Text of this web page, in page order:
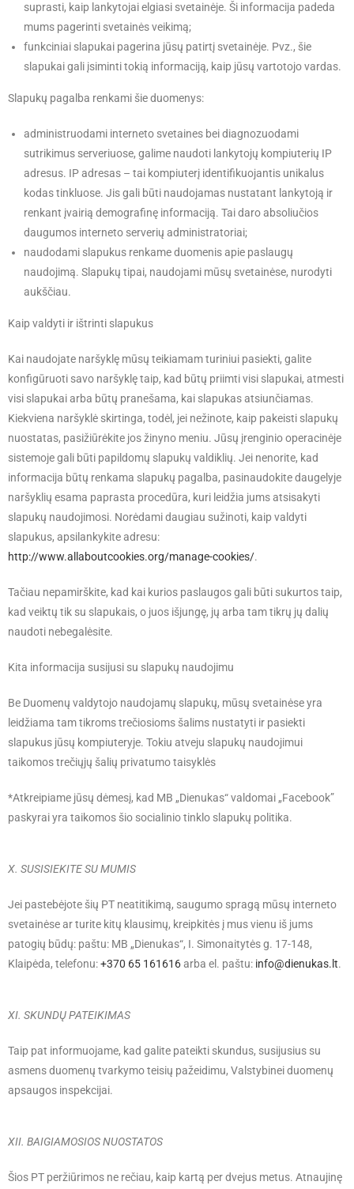
suprasti, kaip lankytojai elgiasi svetainėje. Ši informacija padeda
mums pagerinti svetainės veikimą;
funkciniai slapukai pagerina jūsų patirtį svetainėje. Pvz., šie
slapukai gali įsiminti tokią informaciją, kaip jūsų vartotojo vardas.
Slapukų pagalba renkami šie duomenys:
administruodami interneto svetaines bei diagnozuodami
sutrikimus serveriuose, galime naudoti lankytojų kompiuterių IP
adresus. IP adresas – tai kompiuterį identifikuojantis unikalus
kodas tinkluose. Jis gali būti naudojamas nustatant lankytoją ir
renkant įvairią demografinę informaciją. Tai daro absoliučios
daugumos interneto serverių administratoriai;
naudodami slapukus renkame duomenis apie paslaugų
naudojimą. Slapukų tipai, naudojami mūsų svetainėse, nurodyti
aukščiau.
Kaip valdyti ir ištrinti slapukus
Kai naudojate naršyklę mūsų teikiamam turiniui pasiekti, galite
konfigūruoti savo naršyklę taip, kad būtų priimti visi slapukai, atmesti
visi slapukai arba būtų pranešama, kai slapukas atsiunčiamas.
Kiekviena naršyklė skirtinga, todėl, jei nežinote, kaip pakeisti slapukų
nuostatas, pasižiūrėkite jos žinyno meniu. Jūsų įrenginio operacinėje
sistemoje gali būti papildomų slapukų valdiklių. Jei nenorite, kad
informacija būtų renkama slapukų pagalba, pasinaudokite daugelyje
naršyklių esama paprasta procedūra, kuri leidžia jums atsisakyti
slapukų naudojimosi. Norėdami daugiau sužinoti, kaip valdyti
slapukus, apsilankykite adresu:
http://www.allaboutcookies.org/manage-cookies/.
Tačiau nepamirškite, kad kai kurios paslaugos gali būti sukurtos taip,
kad veiktų tik su slapukais, o juos išjungę, jų arba tam tikrų jų dalių
naudoti nebegalėsite.
Kita informacija susijusi su slapukų naudojimu
Be Duomenų valdytojo naudojamų slapukų, mūsų svetainėse yra
leidžiama tam tikroms trečiosioms šalims nustatyti ir pasiekti
slapukus jūsų kompiuteryje. Tokiu atveju slapukų naudojimui
taikomos trečiųjų šalių privatumo taisyklės
*Atkreipiame jūsų dėmesį, kad MB „Dienukas“ valdomai „Facebook”
paskyrai yra taikomos šio socialinio tinklo slapukų politika.
X. SUSISIEKITE SU MUMIS
Jei pastebėjote šių PT neatitikimą, saugumo spragą mūsų interneto
svetainėse ar turite kitų klausimų, kreipkitės į mus vienu iš jums
patogių būdų: paštu: MB „Dienukas“, I. Simonaitytės g. 17-148,
Klaipėda, telefonu:+370 65 161616arba el. paštu: info@dienukas.lt.
XI. SKUNDŲ PATEIKIMAS
Taip pat informuojame, kad galite pateikti skundus, susijusius su
asmens duomenų tvarkymo teisių pažeidimu, Valstybinei duomenų
apsaugos inspekcijai.
XII. BAIGIAMOSIOS NUOSTATOS
Šios PT peržiūrimos ne rečiau, kaip kartą per dvejus metus. Atnaujinę